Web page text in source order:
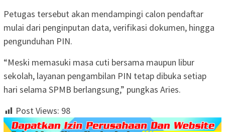
Petugas tersebut akan mendampingi calon pendaftar
mulai dari penginputan data, verifikasi dokumen, hingga
pengunduhan PIN.
“Meski memasuki masa cuti bersama maupun libur
sekolah, layanan pengambilan PIN tetap dibuka setiap
hari selama SPMB berlangsung,” pungkas Aries.
Post Views: 98